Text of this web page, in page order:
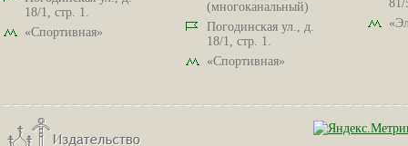
18/1, стр. 1.
«Спортивная»
(многоканальный)
Погодинская ул., д.
18/1, стр. 1.
«Спортивная»
81/